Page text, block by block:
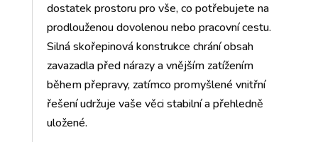
dostatek prostoru pro vše, co potřebujete na
prodlouženou dovolenou nebo pracovní cestu.
Silná skořepinová konstrukce chrání obsah
zavazadla před nárazy a vnějším zatížením
během přepravy, zatímco promyšlené vnitřní
řešení udržuje vaše věci stabilní a přehledně
uložené.